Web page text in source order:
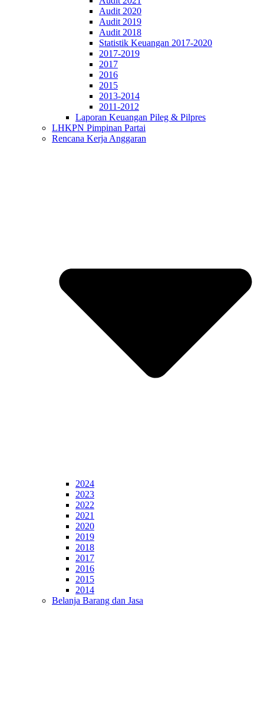
Audit 2020
Audit 2019
Audit 2018
Statistik Keuangan 2017-2020
2017-2019
2017
2016
2015
2013-2014
2011-2012
Laporan Keuangan Pileg & Pilpres
LHKPN Pimpinan Partai
Rencana Kerja Anggaran
2024
2023
2022
2021
2020
2019
2018
2017
2016
2015
2014
Belanja Barang dan Jasa